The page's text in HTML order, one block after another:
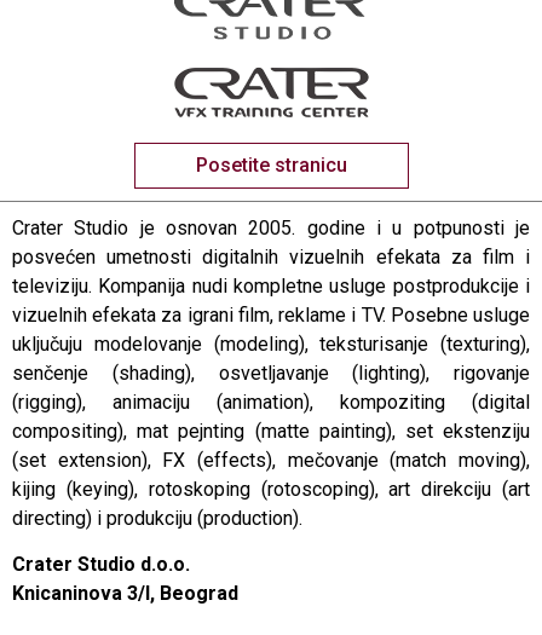
Posetite stranicu
Crater Studio je osnovan 2005. godine i u potpunosti je
posvećen umetnosti digitalnih vizuelnih efekata za film i
televiziju. Kompanija nudi kompletne usluge postprodukcije i
vizuelnih efekata za igrani film, reklame i TV. Posebne usluge
uključuju modelovanje (modeling), teksturisanje (texturing),
senčenje (shading), osvetljavanje (lighting), rigovanje
(rigging), animaciju (animation), kompoziting (digital
compositing), mat pejnting (matte painting), set ekstenziju
(set extension), FX (effects), mečovanje (match moving),
kijing (keying), rotoskoping (rotoscoping), art direkciju (art
directing) i produkciju (production).
Crater Studio d.o.o.
Knicaninova 3/I, Beograd